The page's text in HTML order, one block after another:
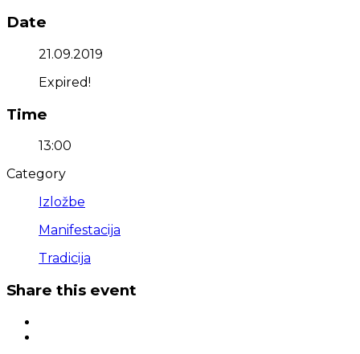
Date
21.09.2019
Expired!
Time
13:00
Category
Izložbe
Manifestacija
Tradicija
Share this event